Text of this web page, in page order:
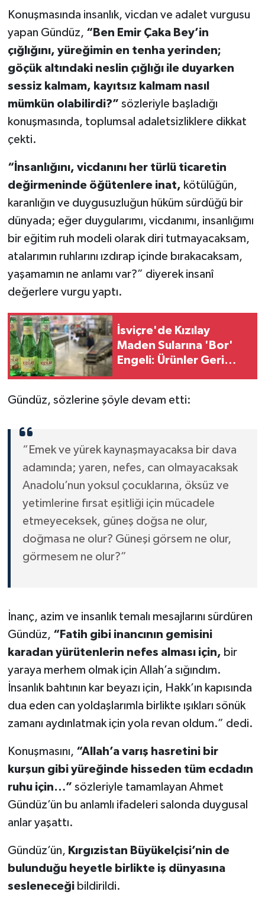
Konuşmasında insanlık, vicdan ve adalet vurgusu
yapan Gündüz, “Ben Emir Çaka Bey’in
çığlığını, yüreğimin en tenha yerinden;
göçük altındaki neslin çığlığı ile duyarken
sessiz kalmam, kayıtsız kalmam nasıl
mümkün olabilirdi?” sözleriyle başladığı
konuşmasında, toplumsal adaletsizliklere dikkat
çekti.
“İnsanlığını, vicdanını her türlü ticaretin
değirmeninde öğütenlere inat, kötülüğün,
karanlığın ve duygusuzluğun hüküm sürdüğü bir
dünyada; eğer duygularımı, vicdanımı, insanlığımı
bir eğitim ruh modeli olarak diri tutmayacaksam,
atalarımın ruhlarını ızdırap içinde bırakacaksam,
yaşamamın ne anlamı var?” diyerek insanî
değerlere vurgu yaptı.
İsviçre'de Kızılay
Maden Sularına 'Bor'
Engeli: Ürünler Geri
Gündüz, sözlerine şöyle devam etti:
“Emek ve yürek kaynaşmayacaksa bir dava
adamında; yaren, nefes, can olmayacaksak
Anadolu’nun yoksul çocuklarına, öksüz ve
yetimlerine fırsat eşitliği için mücadele
etmeyeceksek, güneş doğsa ne olur,
doğmasa ne olur? Güneşi görsem ne olur,
görmesem ne olur?”
İnanç, azim ve insanlık temalı mesajlarını sürdüren
Gündüz, “Fatih gibi inancının gemisini
karadan yürütenlerin nefes alması için, bir
yaraya merhem olmak için Allah’a sığındım.
İnsanlık bahtının kar beyazı için, Hakk’ın kapısında
dua eden can yoldaşlarımla birlikte ışıkları sönük
zamanı aydınlatmak için yola revan oldum.” dedi.
Konuşmasını, “Allah’a varış hasretini bir
kurşun gibi yüreğinde hisseden tüm ecdadın
ruhu için…” sözleriyle tamamlayan Ahmet
Gündüz’ün bu anlamlı ifadeleri salonda duygusal
anlar yaşattı.
Gündüz’ün, Kırgızistan Büyükelçisi’nin de
bulunduğu heyetle birlikte iş dünyasına
sesleneceği bildirildi.